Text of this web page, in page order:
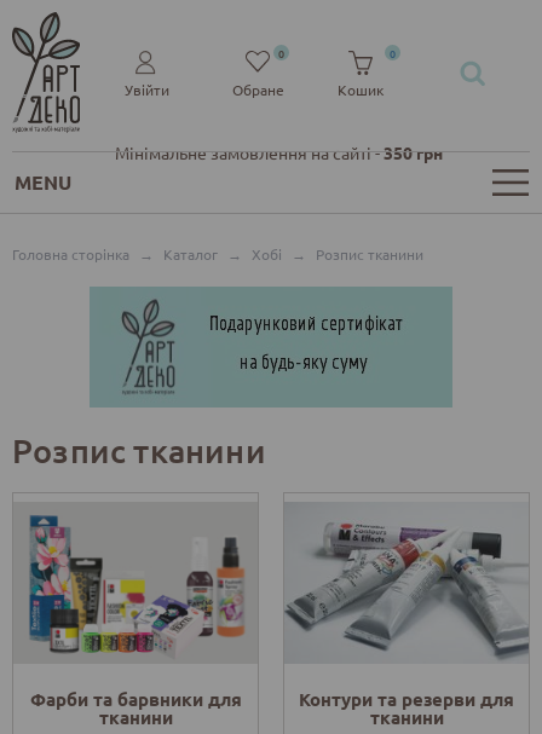
Мінімальне замовлення на сайті -350 грн
Увійти Обране
0
Кошик
0
MENU
Головна сторінка → Каталог → Хобі → Розпис тканини
Розпис тканини
Фарби та барвники для
тканини
Контури та резерви для
тканини